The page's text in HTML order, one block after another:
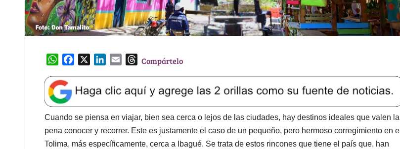
W
a
t
s
A
p
p
e
b
o
o
k
k
e
d
I
n
l
T
e
a
d
s
Compártelo
Cuando se piensa en viajar, bien sea cerca o lejos de las ciudades, hay destinos ideales que valen la
pena conocer y recorrer. Este es justamente el caso de un pequeño, pero hermoso corregimiento en el
Tolima, más específicamente, cerca a Ibagué. Se trata de estos rincones que tiene el país que, han